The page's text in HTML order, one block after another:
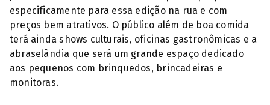
especificamente para essa edição na rua e com
preços bem atrativos. O público além de boa comida
terá ainda shows culturais, oficinas gastronômicas e a
abraselândia que será um grande espaço dedicado
aos pequenos com brinquedos, brincadeiras e
monitoras.